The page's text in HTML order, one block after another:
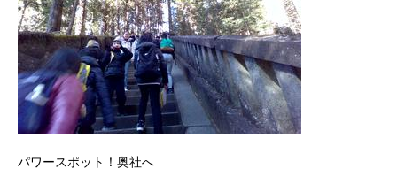
パワースポット！奥社へ